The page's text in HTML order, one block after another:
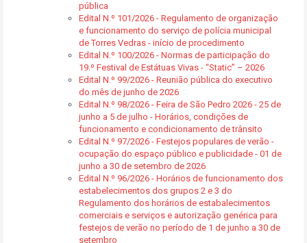
pública
Edital N.º 101/2026 - Regulamento de organização
e funcionamento do serviço de polícia municipal
de Torres Vedras - início de procedimento
Edital N.º 100/2026 - Normas de participação do
19.º Festival de Estátuas Vivas - “Static” – 2026
Edital N.º 99/2026 - Reunião pública do executivo
do mês de junho de 2026
Edital N.º 98/2026 - Feira de São Pedro 2026 - 25 de
junho a 5 de julho - Horários, condições de
funcionamento e condicionamento de trânsito
Edital N.º 97/2026 - Festejos populares de verão -
ocupação do espaço público e publicidade - 01 de
junho a 30 de setembro de 2026
Edital N.º 96/2026 - Horários de funcionamento dos
estabelecimentos dos grupos 2 e 3 do
Regulamento dos horários de estabalecimentos
comerciais e serviços e autorização genérica para
festejos de verão no período de 1 de junho a 30 de
setembro